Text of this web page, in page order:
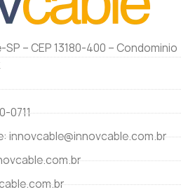
SP – CEP 13180-400 – Condominio
0711
innovcable@innovcable.com.br